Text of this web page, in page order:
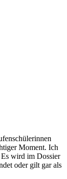
Moment. Ich
Es wird im Dossier
oder gilt gar als